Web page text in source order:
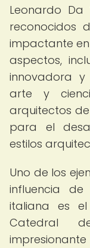
Leonardo
reconocidos
impactante
aspectos,
innovadora
arte y
arquitectos
para el
estilos
Uno de los
influencia
italiana es
Catedral